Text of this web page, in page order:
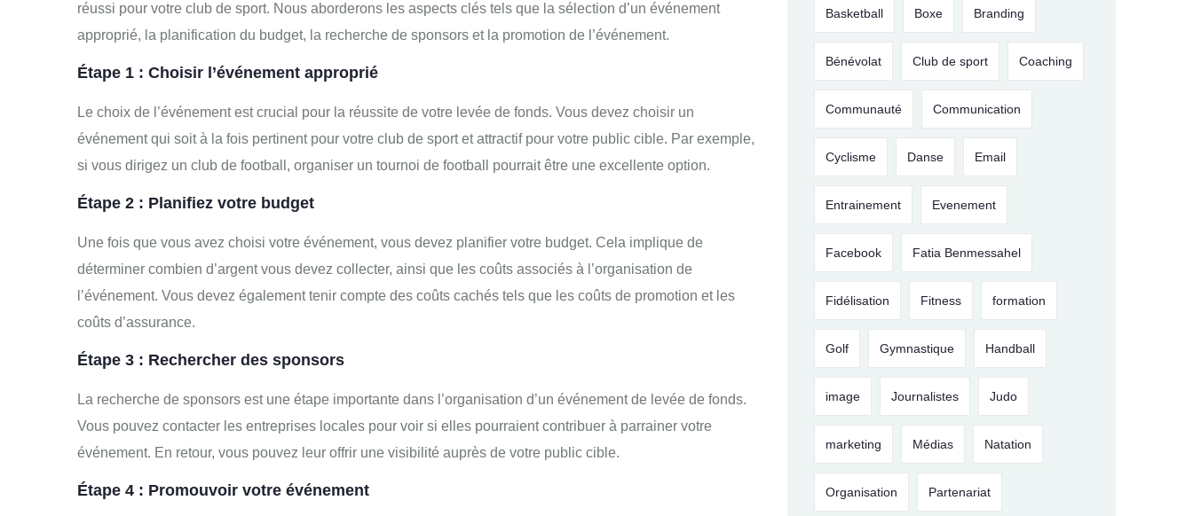
réussi pour votre club de sport. Nous aborderons les aspects clés tels que la sélection d’un événement
approprié, la planification du budget, la recherche de sponsors et la promotion de l’événement.
Étape 1 : Choisir l’événement approprié
Le choix de l’événement est crucial pour la réussite de votre levée de fonds. Vous devez choisir un
événement qui soit à la fois pertinent pour votre club de sport et attractif pour votre public cible. Par exemple,
si vous dirigez un club de football, organiser un tournoi de football pourrait être une excellente option.
Étape 2 : Planifiez votre budget
Une fois que vous avez choisi votre événement, vous devez planifier votre budget. Cela implique de
déterminer combien d’argent vous devez collecter, ainsi que les coûts associés à l’organisation de
l’événement. Vous devez également tenir compte des coûts cachés tels que les coûts de promotion et les
coûts d’assurance.
Étape 3 : Rechercher des sponsors
La recherche de sponsors est une étape importante dans l’organisation d’un événement de levée de fonds.
Vous pouvez contacter les entreprises locales pour voir si elles pourraient contribuer à parrainer votre
événement. En retour, vous pouvez leur offrir une visibilité auprès de votre public cible.
Étape 4 : Promouvoir votre événement
Basketball Boxe Branding
Bénévolat Club de sport Coaching
Communauté Communication
Cyclisme Danse Email
Entrainement Evenement
Facebook Fatia Benmessahel
Fidélisation Fitness formation
Golf Gymnastique Handball
image Journalistes Judo
marketing Médias Natation
Organisation Partenariat